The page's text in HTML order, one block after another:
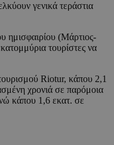
γενικά τεράστια
ημισφαιρίου (Μάρτιος-
τουρίστες να
Riotur, κάπου 2,1
χρονιά σε παρόμοια
κάπου 1,6 εκατ. σε